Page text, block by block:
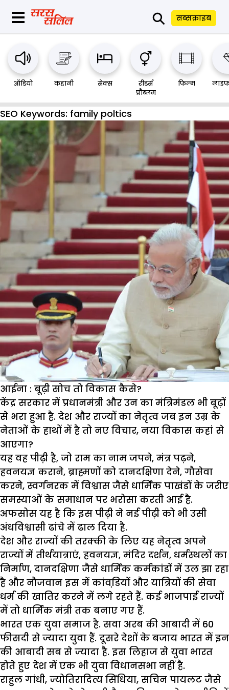
⚲ सब्सक्राइब
ऑडियो कहानी सेक्स
रीडर्स
प्रौब्लम
फिल्म
SEO Keywords: family poltics
आईना : बूढ़ी सोच तो विकास कैसे?
केंद्र सरकार में प्रधानमंत्री और उन का मंत्रिमंडल भी बूढ़ों
से भरा हुआ है. देश और राज्यों का नेतृत्व जब इन उम्र के
नेताओं के हाथों में है तो नए विचार, नया विकास कहां से
आएगा?
यह वह पीढ़ी है, जो राम का नाम जपने, मंत्र पढ़ने,
हवनयज्ञ कराने, ब्राह्मणों को दानदक्षिणा देने, गौसेवा
करने, स्वर्गनरक में विश्वास जैसे धार्मिक पाखंडों के जरीए
समस्याओं के समाधान पर भरोसा करती आई है.
अफसोस यह है कि इस पीढ़ी ने नई पीढ़ी को भी उसी
अंधविश्वासी ढांचे में ढाल दिया है.
देश और राज्यों की तरक्की के लिए यह नेतृत्व अपने
राज्यों में तीर्थयात्राएं, हवनयज्ञ, मंदिर दर्शन, धर्मस्थलों का
निर्माण, दानदक्षिणा जैसे धार्मिक कर्मकांडों में उल झा रहा
है और नौजवान इस में कांवडि़यों और यात्रियों की सेवा
धर्म की खातिर करने में लगे रहते हैं. कई भाजपाई राज्यों
में तो धार्मिक मंत्री तक बनाए गए हैं.
भारत एक युवा समाज है. सवा अरब की आबादी में 60
फीसदी से ज्यादा युवा हैं. दूसरे देशों के बजाय भारत में इन
की आबादी सब से ज्यादा है. इस लिहाज से युवा भारत
होते हुए देश में एक भी युवा विधानसभा नहीं है.
राहुल गांधी, ज्योतिरादित्य सिंधिया, सचिन पायलट जैसे